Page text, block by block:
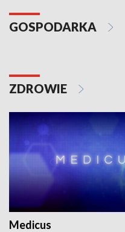
GOSPODARKA
ZDROWIE
Medicus